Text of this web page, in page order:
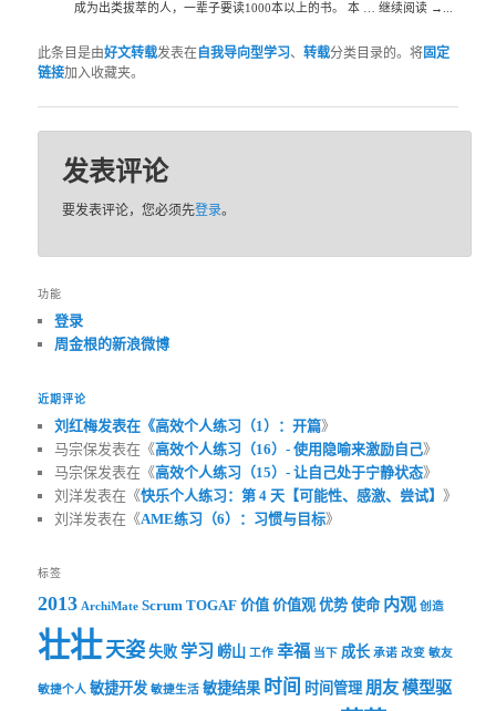
成为出类拔萃的人，一辈子要读1000本以上的书。 本 … 继续阅读 →...
此条目是由好文转载发表在自我导向型学习、转载分类目录的。将固定
链接加入收藏夹。
发表评论
要发表评论，您必须先登录。
功能
登录
周金根的新浪微博
近期评论
刘红梅发表在《高效个人练习（1）：开篇》
马宗保发表在《高效个人练习（16）- 使用隐喻来激励自己》
马宗保发表在《高效个人练习（15）- 让自己处于宁静状态》
刘洋发表在《快乐个人练习：第 4 天【可能性、感激、尝试】》
刘洋发表在《AME练习（6）：习惯与目标》
标签
2013 ArchiMate Scrum TOGAF 价值 价值观 优势 使命 内观 创造
壮壮天姿 失败 学习 崂山 工作 幸福 当下 成长 承诺 改变 敏友
敏捷个人 敏捷开发 敏捷生活 敏捷结果 时间 时间管理 朋友模型驱